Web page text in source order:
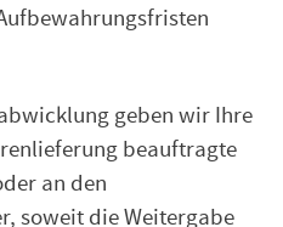
geben wir Ihre
beauftragte
an den
soweit die Weitergabe